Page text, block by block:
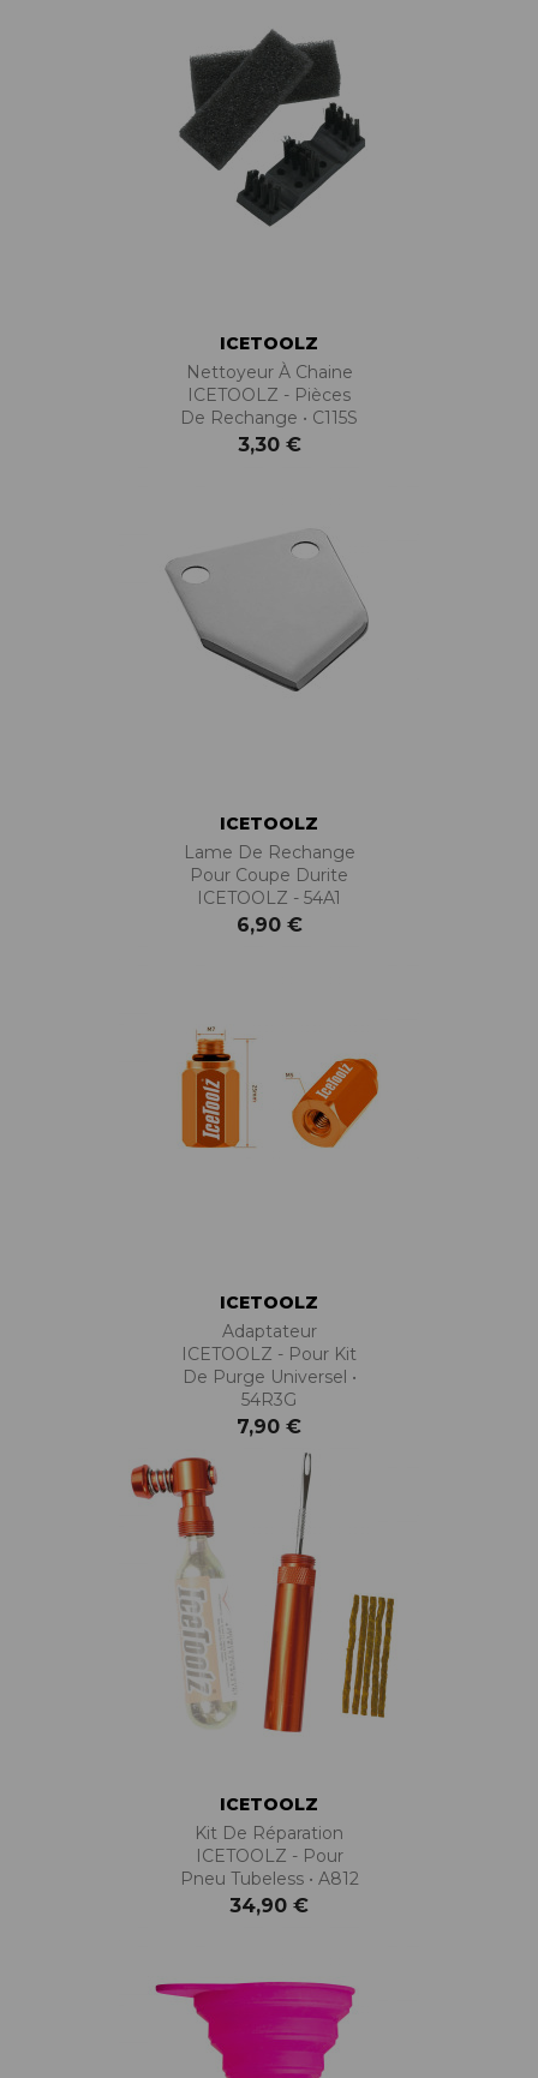
ICETOOLZ
Nettoyeur À Chaine
ICETOOLZ - Pièces
De Rechange • C115S
3,30 €
ICETOOLZ
Lame De Rechange
Pour Coupe Durite
ICETOOLZ - 54A1
6,90 €
ICETOOLZ
Adaptateur
ICETOOLZ - Pour Kit
De Purge Universel •
54R3G
7,90 €
ICETOOLZ
Kit De Réparation
ICETOOLZ - Pour
Pneu Tubeless • A812
34,90 €